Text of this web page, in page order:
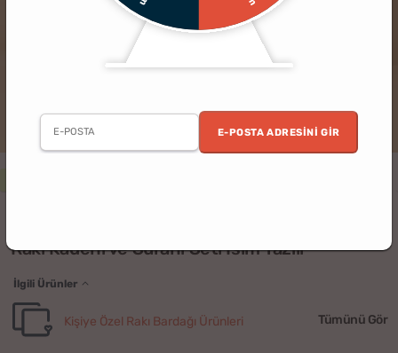
E-POSTA ADRESINI GIR
Rakı Kadehi ve Sürahi Seti İsim Yazılı
İlgili Ürünler
Kişiye Özel Rakı Bardağı Ürünleri Tümünü Gör